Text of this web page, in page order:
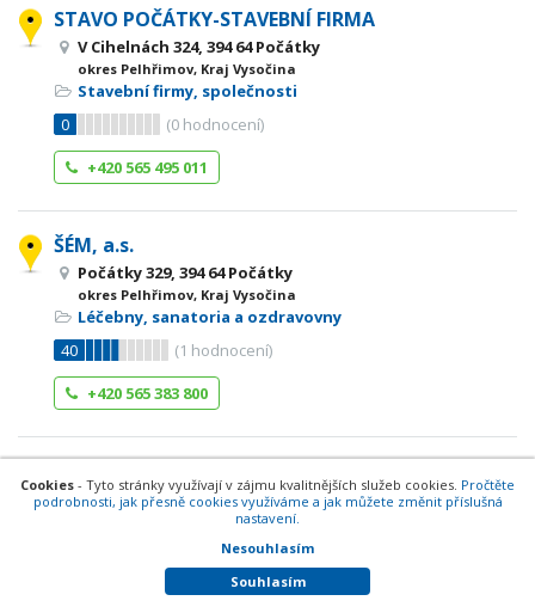
STAVO POČÁTKY-STAVEBNÍ FIRMA
V Cihelnách 324, 394 64 Počátky
okres Pelhřimov, Kraj Vysočina
Stavební firmy, společnosti
0
(0 hodnocení)
+420 565 495 011
ŠÉM, a.s.
Počátky 329, 394 64 Počátky
okres Pelhřimov, Kraj Vysočina
Léčebny, sanatoria a ozdravovny
40
(1 hodnocení)
+420 565 383 800
Žižkova 401, 394 64 Počátky
okres Pelhřimov, Kraj Vysočina
Právě je zavřeno
7 - 16dne 10.08.2026
Cookies - Tyto stránky využívají v zájmu kvalitnějších služeb cookies. Pročtěte
podrobnosti, jak přesně cookies využíváme a jak můžete změnit příslušná
nastavení.
Nesouhlasím
Souhlasím